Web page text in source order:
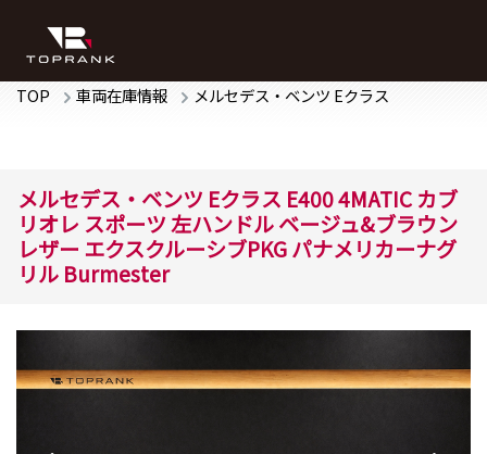
TOP 車両在庫情報 メルセデス・ベンツ Eクラス
メルセデス・ベンツ Eクラス E400 4MATIC カブ
リオレ スポーツ左ハンドル ベージュ&ブラウン
レザー エクスクルーシブPKG パナメリカーナグ
リル Burmester